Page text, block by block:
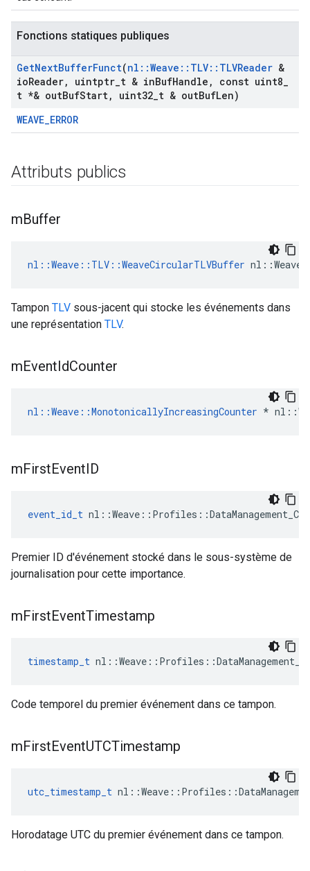
Fonctions statiques publiques
GetNextBufferFunct(nl ::Weave :: TLV:: TLVReader &
ioReader, uintptr t & inBufHandle , const uint8
t *& outBufStart, uint32 t & outBufLen)
WEAVE_ERROR
Attributs publics
mBuffer
nl::Weave::TLV::WeaveCircularTLVBuffer
Tampon TLV sous-jacent qui stocke les événements dans
une représentation TLV.
mEventIdCounter
nl::Weave::MonotonicallyIncreasingCounter *
mFirstEventID
event_id_t
Premier ID d'événement stocké dans le sous-système de
journalisation pour cette importance.
mFirstEventTimestamp
timestamp_t
Code temporel du premier événement dans ce tampon.
mFirstEventUTCTimestamp
utc_timestamp_t
Horodatage UTC du premier événement dans ce tampon.